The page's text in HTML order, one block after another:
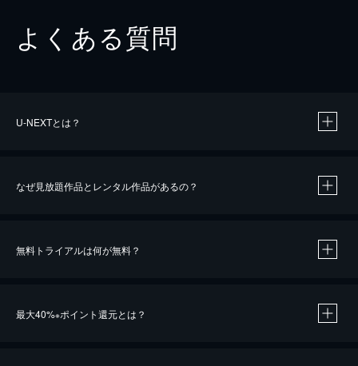
よくある質問
U-NEXTとは？
なぜ見放題作品とレンタル作品があるの？
無料トライアルは何が無料？
最大40%※ポイント還元とは？